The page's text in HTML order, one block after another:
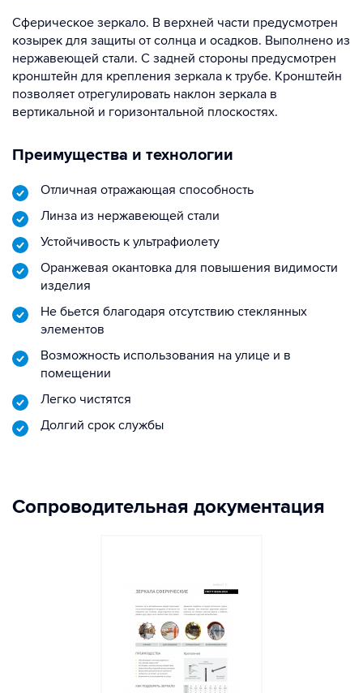
Сферическое зеркало. В верхней части предусмотрен
козырек для защиты от солнца и осадков. Выполнено из
нержавеющей стали. С задней стороны предусмотрен
кронштейн для крепления зеркала к трубе. Кронштейн
позволяет отрегулировать наклон зеркала в
вертикальной и горизонтальной плоскостях.
Преимущества и технологии
Отличная отражающая способность
Линза из нержавеющей стали
Устойчивость к ультрафиолету
Оранжевая окантовка для повышения видимости
изделия
Не бьется благодаря отсутствию стеклянных
элементов
Возможность использования на улице и в
помещении
Легко чистятся
Долгий срок службы
Сопроводительная документация